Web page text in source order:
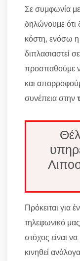
Σε συμφωνία
δηλώνουμε ότι
κόστη, ενόσω η
διπλασιαστεί
προσπαθούμε
και
συνέπεια στην
Πρόκειται για
τηλεφωνικό
στόχος είναι
κινηθεί